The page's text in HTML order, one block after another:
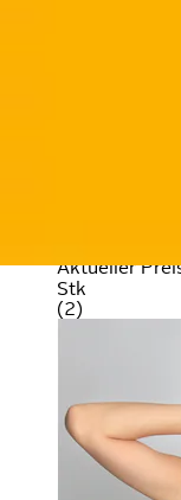
Aktueller
Stk
(2)